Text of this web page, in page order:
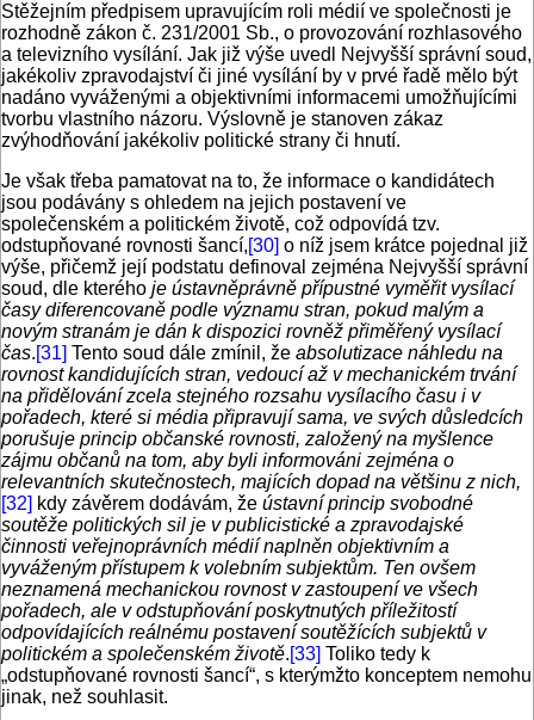
Stěžejním předpisem upravujícím roli médií ve společnosti je
rozhodně zákon č. 231/2001 Sb., o provozování rozhlasového
a televizního vysílání. Jak již výše uvedl Nejvyšší správní soud,
jakékoliv zpravodajství či jiné vysílání by v prvé řadě mělo být
nadáno vyváženými a objektivními informacemi umožňujícími
tvorbu vlastního názoru. Výslovně je stanoven zákaz
zvýhodňování jakékoliv politické strany či hnutí.
Je však třeba pamatovat na to, že informace o kandidátech
jsou podávány s ohledem na jejich postavení ve
společenském a politickém životě, což odpovídá tzv.
odstupňované rovnosti šancí,[30] o níž jsem krátce pojednal již
výše, přičemž její podstatu definoval zejména Nejvyšší správní
soud, dle kterého je ústavněprávně přípustné vyměřit vysílací
časy diferencovaně podle významu stran, pokud malým a
novým stranám je dán k dispozici rovněž přiměřený vysílací
čas.[31] Tento soud dále zmínil, že absolutizace náhledu na
rovnost kandidujících stran, vedoucí až v mechanickém trvání
na přidělování zcela stejného rozsahu vysílacího času i v
pořadech, které si média připravují sama, ve svých důsledcích
porušuje princip občanské rovnosti, založený na myšlence
zájmu občanů na tom, aby byli informováni zejména o
relevantních skutečnostech, majících dopad na většinu z nich,
[32] kdy závěrem dodávám, že ústavní princip svobodné
soutěže politických sil je v publicistické a zpravodajské
činnosti veřejnoprávních médií naplněn objektivním a
vyváženým přístupem k volebním subjektům. Ten ovšem
neznamená mechanickou rovnost v zastoupení ve všech
pořadech, ale v odstupňování poskytnutých příležitostí
odpovídajících reálnému postavení soutěžících subjektů v
politickém a společenském životě.[33] Toliko tedy k
„odstupňované rovnosti šancí“, s kterýmžto konceptem nemohu
jinak, než souhlasit.